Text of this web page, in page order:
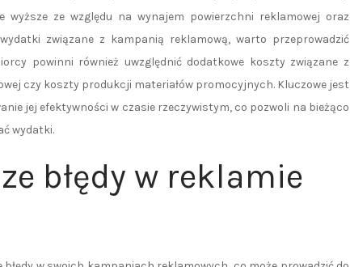
ze względu na wynajem powierzchni reklamowej oraz
związane z kampanią reklamową, warto przeprowadzić
powinni również uwzględnić dodatkowe koszty związane z
czy koszty produkcji materiałów promocyjnych. Kluczowe jest
jej efektywności w czasie rzeczywistym, co pozwoli na bieżąco
wydatki.
błędy w reklamie